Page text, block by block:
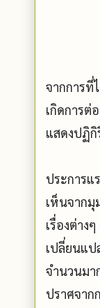
จากการที่
เกิดการต่
แสดงปฏิกิ
ประการแ
เห็นจากมุ
เรื่องต่า
เปลี่ยนแป
จำนวนมา
ปราศจาก